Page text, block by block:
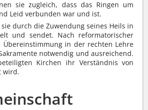
sie zugleich, dass das Ringen um
Leid verbunden war und ist.
durch die Zuwendung seines Heils in
und sendet. Nach reformatorischer
in der rechten Lehre
notwendig und ausreichend.
Kirchen ihr Verständnis von
wird.